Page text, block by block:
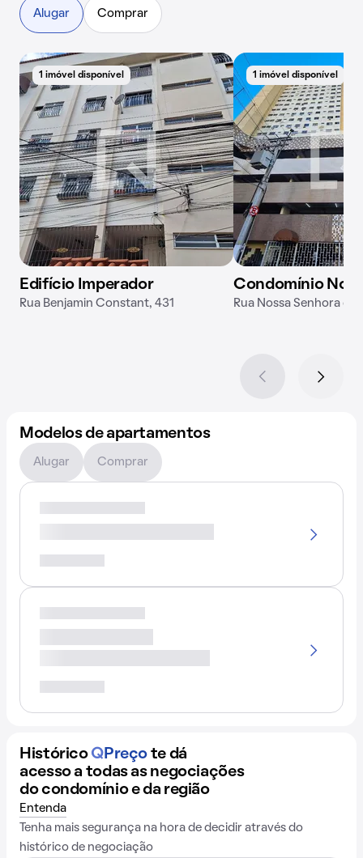
Alugar Comprar
1 imóvel disponível
Edifício Imperador
Rua Benjamin Constant, 431
1 imóvel disponível
Condomínio
Rua Nossa Senhora
Modelos de apartamentos
Alugar Comprar
Histórico QPreço te dá
acesso a todas as negociações
do condomínio e da região
Entenda
Tenha mais segurança na hora de decidir através do
histórico de negociação